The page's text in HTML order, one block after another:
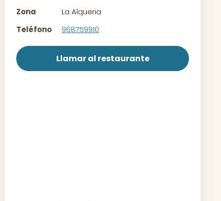
Contacto
Zona
La Alqueria
Teléfono
968759910
Llamar al restaurante